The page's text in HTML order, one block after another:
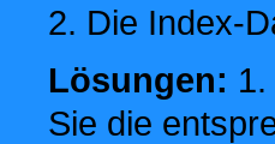
2. Die Index-
Lösungen:
Sie die